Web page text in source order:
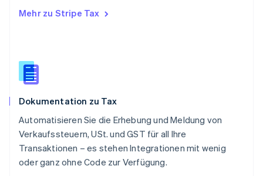
Mehr zu Stripe Tax
Dokumentation zu Tax
Automatisieren Sie die Erhebung und Meldung von
Verkaufssteuern, USt. und GST für all Ihre
Transaktionen – es stehen Integrationen mit wenig
oder ganz ohne Code zur Verfügung.
Slowakei
Sonderverwaltungsregion Hongkong,
China
Spanien
EspañolEnglish
Thailand
Tschechische Republik
English